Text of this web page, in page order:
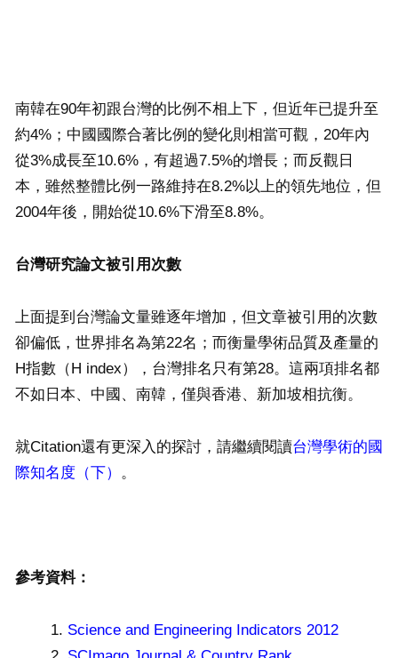
南韓在90年初跟台灣的比例不相上下，但近年已提升至
約4%；中國國際合著比例的變化則相當可觀，20年內
從3%成長至10.6%，有超過7.5%的增長；而反觀日
本，雖然整體比例一路維持在8.2%以上的領先地位，但
2004年後，開始從10.6%下滑至8.8%。
台灣研究論文被引用次數
上面提到台灣論文量雖逐年增加，但文章被引用的次數
卻偏低，世界排名為第22名；而衡量學術品質及產量的
H指數（H index），台灣排名只有第28。這兩項排名都
不如日本、中國、南韓，僅與香港、新加坡相抗衡。
就Citation還有更深入的探討，請繼續閱讀台灣學術的國
際知名度（下） 。
參考資料：
Science and Engineering Indicators 2012